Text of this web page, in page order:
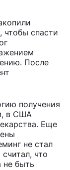
чтобы спасти
После
получения
в США
Еще
не стал
что
не быть